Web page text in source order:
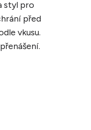
styl pro
před
vkusu.